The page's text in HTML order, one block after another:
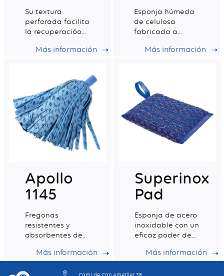
Su textura
perforada facilita
la recuperacióon
su enjuague
Más información
Esponja húmeda
de celulosa
fabricada a
de madera, de
vegetal
Más información
Apollo
1145
Fregonas
resistentes y
absorbentes de
para un
Más información
Superinox
Pad
Esponja de acero
inoxidable con un
eficaz poder de
Más información
Camí de Can Ametller 38